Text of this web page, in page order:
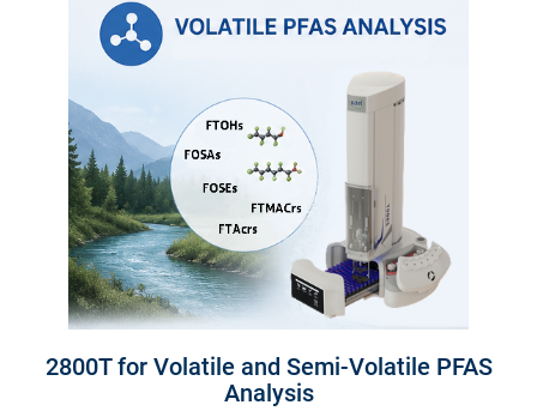
2800T for Volatile and Semi-Volatile PFAS
Analysis